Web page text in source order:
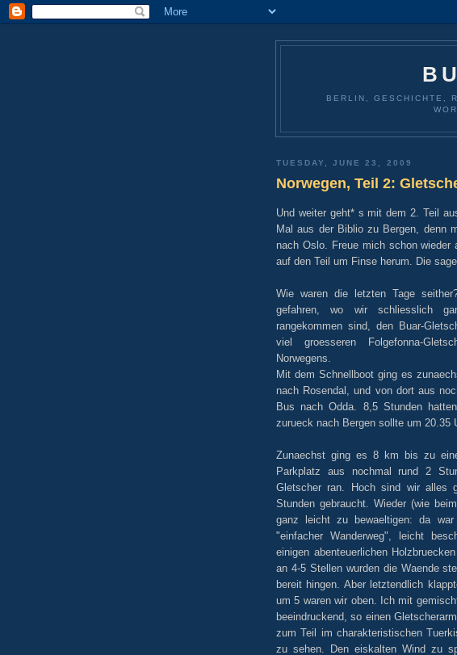
BERLIN, GESCHICHTE,
TUESDAY, JUNE 23, 2009
Norwegen, Teil 2:
Und weiter geht* s mit dem 2. Teil
Mal aus der Biblio zu Bergen, denn
nach Oslo. Freue mich schon wieder
auf den Teil um Finse herum. Die
Wie waren die letzten Tage
gefahren, wo wir schliesslich
rangekommen sind, den Buar-
viel groesseren Folgefonna-
Norwegens.
Mit dem Schnellboot ging es
nach Rosendal, und von dort aus
Bus nach Odda. 8,5 Stunden
zurueck nach Bergen sollte um 20.35
Zunaechst ging es 8 km bis zu
Parkplatz aus nochmal rund 2
Gletscher ran. Hoch sind wir alles
Stunden gebraucht. Wieder (wie
ganz leicht zu bewaeltigen: da
"einfacher Wanderweg", leicht
einigen abenteuerlichen
an 4-5 Stellen wurden die Waende
bereit hingen. Aber letztendlich
um 5 waren wir oben. Ich mit
beeindruckend, so einen
zum Teil im charakteristischen
zu sehen. Den eiskalten Wind zu